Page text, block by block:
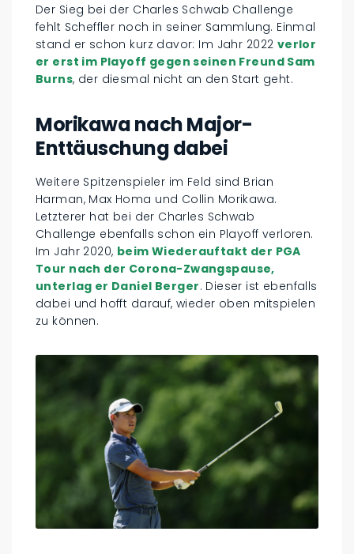
Der Sieg bei der Charles Schwab Challenge
fehlt Scheffler noch in seiner Sammlung. Einmal
stand er schon kurz davor: Im Jahr 2022 verlor
er erst im Playoff gegen seinen Freund Sam
Burns, der diesmal nicht an den Start geht.
Morikawa nach Major-
Enttäuschung dabei
Weitere Spitzenspieler im Feld sind Brian
Harman, Max Homa und Collin Morikawa.
Letzterer hat bei der Charles Schwab
Challenge ebenfalls schon ein Playoff verloren.
Im Jahr 2020, beim Wiederauftakt der PGA
Tour nach der Corona-Zwangspause,
unterlag er Daniel Berger. Dieser ist ebenfalls
dabei und hofft darauf, wieder oben mitspielen
zu können.